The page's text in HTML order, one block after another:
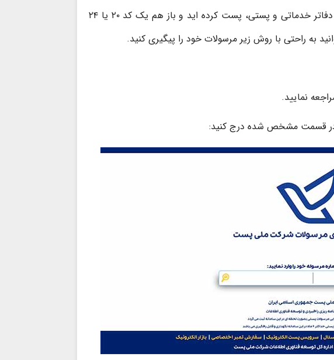
مرسوله را خودتان برای یک شهر دیگر از طریق دفاتر خدماتی و پستی، پست کرده اید و باز هم یک کد ۲۰ یا ۲۴
به راحتی با روش زیر مرسولات خود را پیگیری کنید.
در قسمت مشخص شده درج کنید: